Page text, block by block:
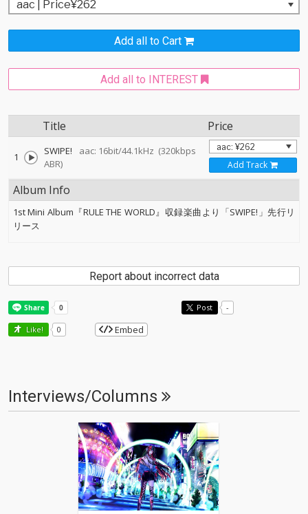
Add all to Cart
Add all to INTEREST
Title Price
1 SWIPE! aac: 16bit/44.1kHz (320kbps
ABR)
Add Track
Album Info
1st Mini Album『RULE THE WORLD』収録楽曲より「SWIPE!」先行リ
リース
Report about incorrect data
Post -
Like! 0 Embed
Interviews/Columns